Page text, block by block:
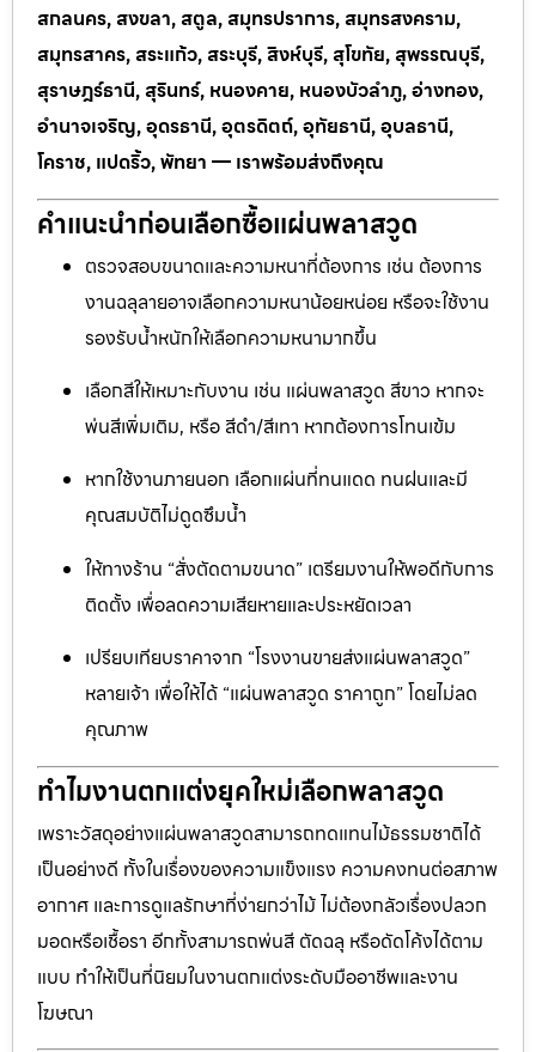
สกลนคร, สงขลา, สตูล, สมุทรปราการ, สมุทรสงคราม,
สมุทรสาคร, สระแก้ว, สระบุรี, สิงห์บุรี, สุโขทัย, สุพรรณบุรี,
สุราษฎร์ธานี, สุรินทร์, หนองคาย, หนองบัวลำภู, อ่างทอง,
อำนาจเจริญ, อุดรธานี, อุตรดิตถ์, อุทัยธานี, อุบลธานี,
โคราช, แปดริ้ว, พัทยา — เราพร้อมส่งถึงคุณ
คำแนะนำก่อนเลือกซื้อแผ่นพลาสวูด
ตรวจสอบขนาดและความหนาที่ต้องการ เช่น ต้องการ
งานฉลุลายอาจเลือกความหนาน้อยหน่อย หรือจะใช้งาน
รองรับน้ำหนักให้เลือกความหนามากขึ้น
เลือกสีให้เหมาะกับงาน เช่น แผ่นพลาสวูด สีขาว หากจะ
พ่นสีเพิ่มเติม, หรือ สีดำ/สีเทา หากต้องการโทนเข้ม
หากใช้งานภายนอก เลือกแผ่นที่ทนแดด ทนฝนและมี
คุณสมบัติไม่ดูดซึมน้ำ
ให้ทางร้าน “สั่งตัดตามขนาด” เตรียมงานให้พอดีกับการ
ติดตั้ง เพื่อลดความเสียหายและประหยัดเวลา
เปรียบเทียบราคาจาก “โรงงานขายส่งแผ่นพลาสวูด”
หลายเจ้า เพื่อให้ได้ “แผ่นพลาสวูด ราคาถูก” โดยไม่ลด
คุณภาพ
ทำไมงานตกแต่งยุคใหม่เลือกพลาสวูด
เพราะวัสดุอย่างแผ่นพลาสวูดสามารถทดแทนไม้ธรรมชาติได้
เป็นอย่างดี ทั้งในเรื่องของความแข็งแรง ความคงทนต่อสภาพ
อากาศ และการดูแลรักษาที่ง่ายกว่าไม้ ไม่ต้องกลัวเรื่องปลวก
มอดหรือเชื้อรา อีกทั้งสามารถพ่นสี ตัดฉลุ หรือดัดโค้งได้ตาม
แบบ ทำให้เป็นที่นิยมในงานตกแต่งระดับมืออาชีพและงาน
โฆษณา